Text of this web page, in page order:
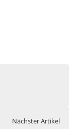
Nächster Artikel